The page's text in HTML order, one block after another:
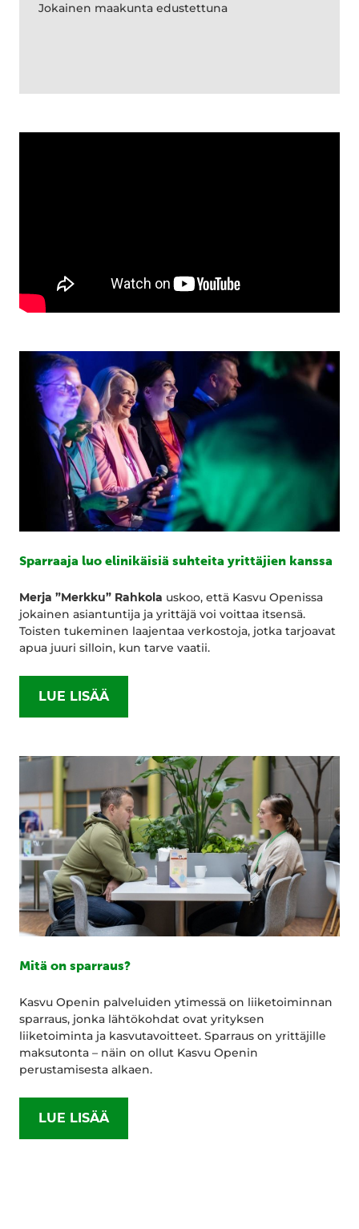
Jokainen maakunta edustettuna
Sparraaja luo elinikäisiä suhteita yrittäjien kanssa
Merja ”Merkku” Rahkola uskoo, että Kasvu Openissa
jokainen asiantuntija ja yrittäjä voi voittaa itsensä.
Toisten tukeminen laajentaa verkostoja, jotka tarjoavat
apua juuri silloin, kun tarve vaatii.
LUE LISÄÄ
Mitä on sparraus?
Kasvu Openin palveluiden ytimessä on liiketoiminnan
sparraus, jonka lähtökohdat ovat yrityksen
liiketoiminta ja kasvutavoitteet. Sparraus on yrittäjille
maksutonta – näin on ollut Kasvu Openin
perustamisesta alkaen.
LUE LISÄÄ